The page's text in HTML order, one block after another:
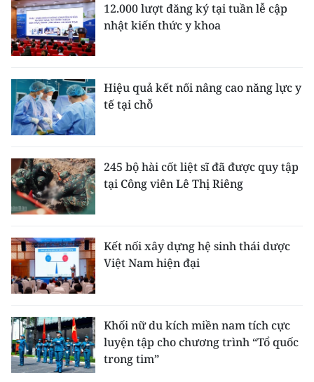
12.000 lượt đăng ký tại tuần lễ cập
nhật kiến thức y khoa
Hiệu quả kết nối nâng cao năng lực y
tế tại chỗ
245 bộ hài cốt liệt sĩ đã được quy tập
tại Công viên Lê Thị Riêng
Kết nối xây dựng hệ sinh thái dược
Việt Nam hiện đại
Khối nữ du kích miền nam tích cực
luyện tập cho chương trình “Tổ quốc
trong tim”